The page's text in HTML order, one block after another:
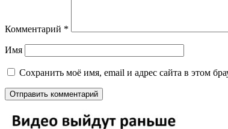
Комментарий *
Имя
Сохранить моё имя, email и адрес сайта в этом